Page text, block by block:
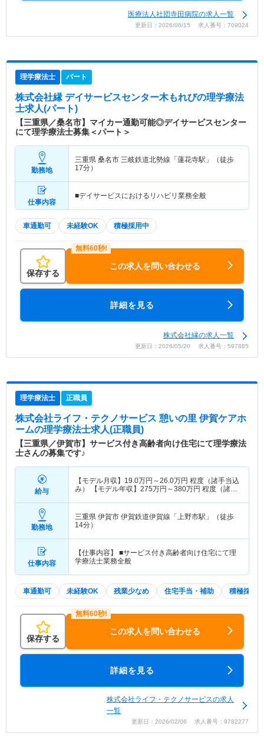
医療法人社団寺田病院の求人一覧
更新日：2026/06/15 求人番号：709024
理学療法士 パート
株式会社縁 デイサービスセンター木もれびの理学療法
士求人(パート)
【三重県／桑名市】マイカー通勤可能◎デイサービスセンター
にて理学療法士募集＜パート＞
勤務地
三重県 桑名市 三岐鉄道北勢線「蓮花寺駅」（徒歩
17分）
仕事内容
■デイサービスにおけるリハビリ業務全般
車通勤可 未経験OK 積極採用中
保存する
この求人を問い合わせる
詳細を見る
株式会社縁の求人一覧
更新日：2026/05/20 求人番号：597885
理学療法士 正職員
株式会社ライフ・テクノサービス 憩いの里 伊賀ケアホ
ームの理学療法士求人(正職員)
【三重県／伊賀市】サービス付き高齢者向け住宅にて理学療法
士さんの募集です♪
給与
【モデル月収】 19.0万円～26.0万円 程度（諸手当込
み） 【モデル年収】 275万円～380万円 程度（諸手
勤務地
三重県 伊賀市 伊賀鉄道伊賀線「上野市駅」（徒歩
14分）
仕事内容
【仕事内容】 ■サービス付き高齢者向け住宅にて理
学療法士業務全般
車通勤可 未経験OK 残業少なめ 住宅手当・補助 積極採用中
保存する
この求人を問い合わせる
詳細を見る
株式会社ライフ・テクノサービスの求人
一覧
更新日：2026/02/06 求人番号：9782277